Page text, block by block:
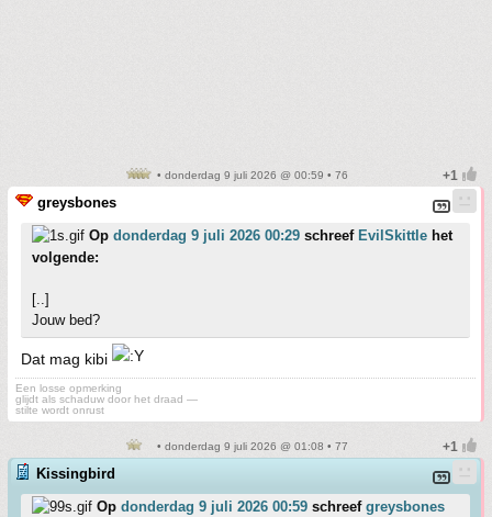
• donderdag 9 juli 2026 @ 00:59 • 76
greysbones
Op donderdag 9 juli 2026 00:29 schreef EvilSkittle het
volgende:
[..]
Jouw bed?
Dat mag kibi
Een losse opmerking
glijdt als schaduw door het draad —
stilte wordt onrust
• donderdag 9 juli 2026 @ 01:08 • 77
Kissingbird
Op donderdag 9 juli 2026 00:59 schreef greysbones